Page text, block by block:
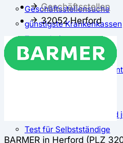
Geschäftsstellensuche
günstigste Krankenkassen
Zusatzbeitrag
✅ Krankenkassen Test
Der große
Test für Schwangere und
Test für Selbstständige
Geschäftsstellen
32052 Herford
BARMER in Herford (PLZ